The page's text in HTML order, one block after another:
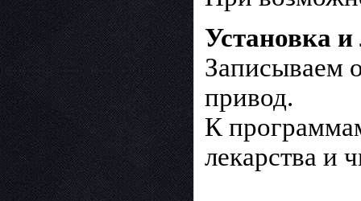
Установка и
Записываем
привод.
К
лекарства и